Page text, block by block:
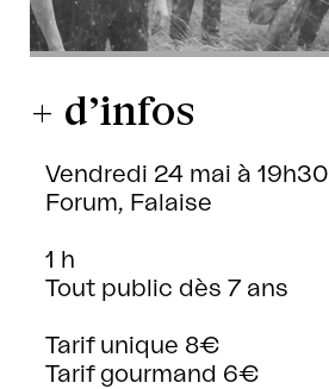
+ d’infos
Vendredi 24 mai à 19h30
Forum, Falaise
1 h
Tout public dès 7 ans
Tarif unique 8€
Tarif gourmand 6€